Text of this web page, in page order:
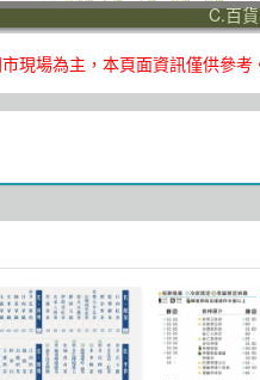
C.百
現場為主，本頁面資訊僅供參考